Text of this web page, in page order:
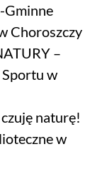
Gminne
Choroszczy
–
w
naturę!
w